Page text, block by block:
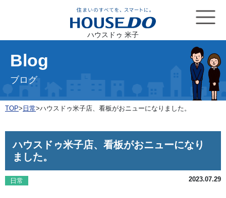
ハウスドゥ 米子
Blog
ブログ
TOP> 日常>ハウスドゥ米子店、看板がおニューになりました。
ハウスドゥ米子店、看板がおニューになり
ました。
日常 2023.07.29